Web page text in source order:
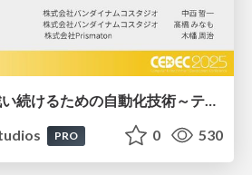
【CEDEC2025】戦い続けるための自動化技術～テクニカルサウンドチームの取り組み
PRO 0 530